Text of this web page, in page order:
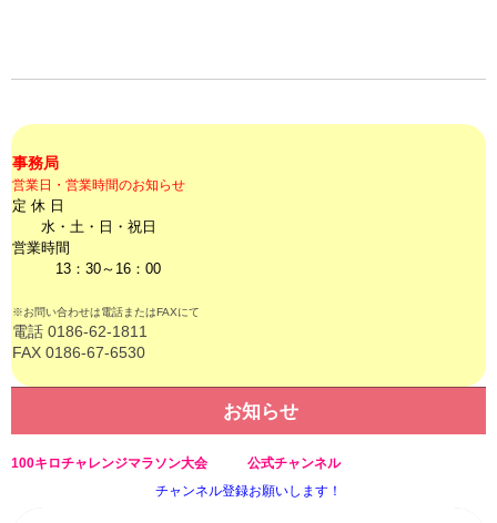
事務局
営業日・営業時間のお知らせ
定 休 日
水・土・日・祝日
営業時間
13：30～16：00
※お問い合わせは電話またはFAXにて
電話 0186-62-1811
FAX 0186-67-6530
お知らせ
100キロチャレンジマラソン大会 公式チャンネル
チャンネル登録お願いします！